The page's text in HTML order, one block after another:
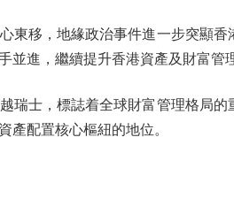
移，地緣政治事件進一步突顯香
進，繼續提升香港資產及財富管
士，標誌着全球財富管理格局的
產配置核心樞紐的地位。